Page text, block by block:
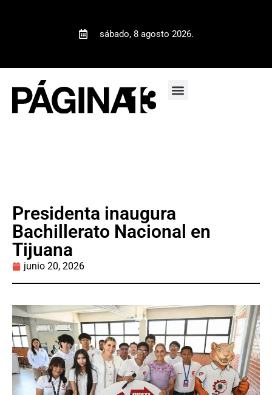
sábado, 8 agosto 2026.
Presidenta inaugura
Bachillerato Nacional en
Tijuana
junio 20, 2026